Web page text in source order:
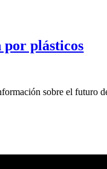
plásticos
sobre el futuro